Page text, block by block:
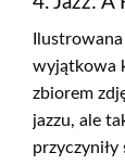
wyjątkowa
zbiorem
jazzu, ale